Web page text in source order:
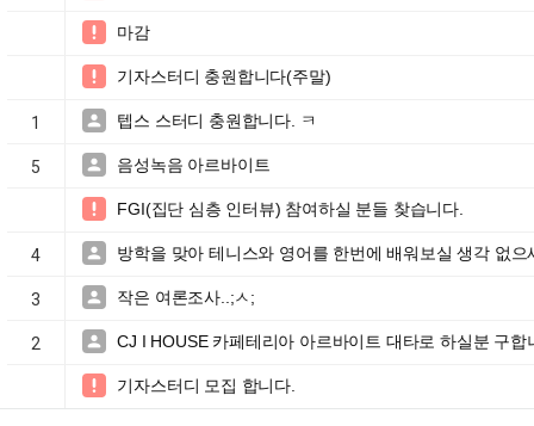
 마감
 기자스터디 충원합니다(주말)
1  텝스 스터디 충원합니다. ㅋ
5  음성녹음 아르바이트
 FGI(집단 심층 인터뷰) 참여하실 분들 찾습니다.
4  방학을 맞아 테니스와 영어를 한번에 배워보실 생각 없으
3  작은 여론조사..;ㅅ;
2  CJ I HOUSE 카페테리아 아르바이트 대타로 하실분 구합
 기자스터디 모집 합니다.